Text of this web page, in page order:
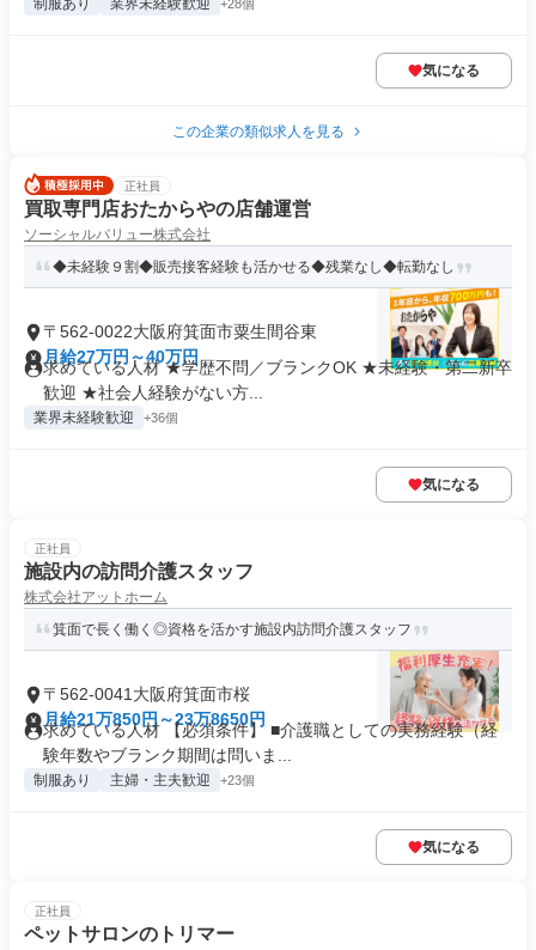
制服あり 業界未経験歓迎 +28個
気になる
この企業の類似求人を見る
正社員
買取専門店おたからやの店舗運営
ソーシャルバリュー株式会社
◆未経験９割◆販売接客経験も活かせる◆残業なし◆転勤なし
〒562-0022大阪府箕面市粟生間谷東
月給27万円～40万円
求めている人材 ★学歴不問／ブランクOK ★未経験・第二新卒
歓迎 ★社会人経験がない方...
業界未経験歓迎 +36個
気になる
正社員
施設内の訪問介護スタッフ
株式会社アットホーム
箕面で長く働く◎資格を活かす施設内訪問介護スタッフ
〒562-0041大阪府箕面市桜
月給21万850円～23万8650円
求めている人材 【必須条件】 ■介護職としての実務経験（経
験年数やブランク期間は問いま...
制服あり 主婦・主夫歓迎 +23個
気になる
正社員
ペットサロンのトリマー